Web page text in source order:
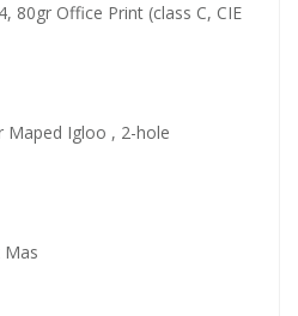
80gr Office Print (class C, CIE
Maped Igloo , 2-hole
Mas